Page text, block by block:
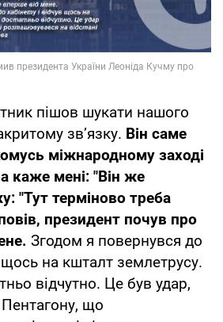
пішов шукати нашого
зв’язку. Він саме
міжнародному заході
каже мені: "Він же
"Тут терміново треба
президент почув про
Згодом я повернувся до
щось на кшталт землетрусу.
відчутно. Це був удар,
що